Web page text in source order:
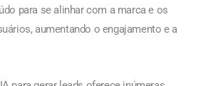
para se alinhar com a marca e os
aumentando o engajamento e a